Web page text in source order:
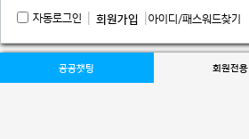
자동로그인 회원가입 아이디/패스워드찾기
공공챗팅 회원전용